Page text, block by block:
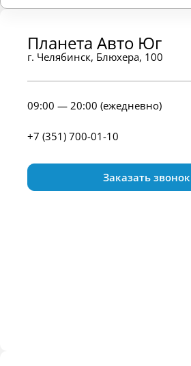
Планета Авто Юг
г. Челябинск, Блюхера, 100
09:00 — 20:00 (ежедневно)
+7 (351) 700-01-10
Заказать звонок